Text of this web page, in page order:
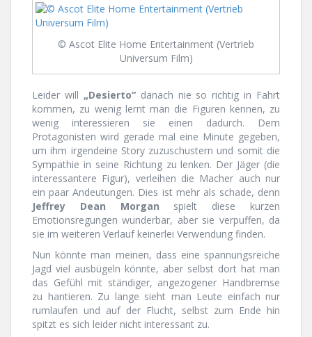
© Ascot Elite Home Entertainment (Vertrieb
Universum Film)
Leider will „Desierto“danach nie so richtig in Fahrt
kommen, zu wenig lernt man die Figuren kennen, zu
wenig interessieren sie einen dadurch. Dem
Protagonisten wird gerade mal eine Minute gegeben,
um ihm irgendeine Story zuzuschustern und somit die
Sympathie in seine Richtung zu lenken. Der Jäger (die
interessantere Figur), verleihen die Macher auch nur
ein paar Andeutungen. Dies ist mehr als schade, denn
Jeffrey Dean Morgan spielt diese kurzen
Emotionsregungen wunderbar, aber sie verpuffen, da
sie im weiteren Verlauf keinerlei Verwendung finden.
Nun könnte man meinen, dass eine spannungsreiche
Jagd viel ausbügeln könnte, aber selbst dort hat man
das Gefühl mit ständiger, angezogener Handbremse
zu hantieren. Zu lange sieht man Leute einfach nur
rumlaufen und auf der Flucht, selbst zum Ende hin
spitzt es sich leider nicht interessant zu.